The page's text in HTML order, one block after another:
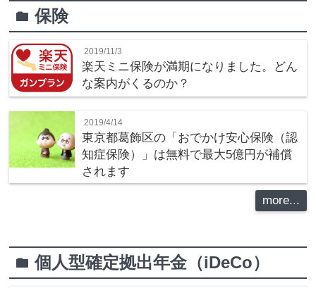
folder保険
2019/11/3
楽天ミニ保険が満期になりました。どん
な案内がくるのか？
2019/4/14
東京都葛飾区の「おでかけ安心保険（認
知症保険）」は無料で最大5億円が補償
されます
more...
folder個人型確定拠出年金（iDeCo）